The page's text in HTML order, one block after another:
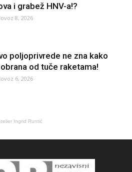
i grabež HNV-a!?
8, 2026
poljoprivrede ne zna kako
od tuče raketama!
6, 2026
Ingrid Runtić